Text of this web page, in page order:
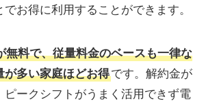
お得に利用することができます。
無料で、従量料金のベースも一律な
が多い家庭ほどお得です。解約金が
ピークシフトがうまく活用できず電